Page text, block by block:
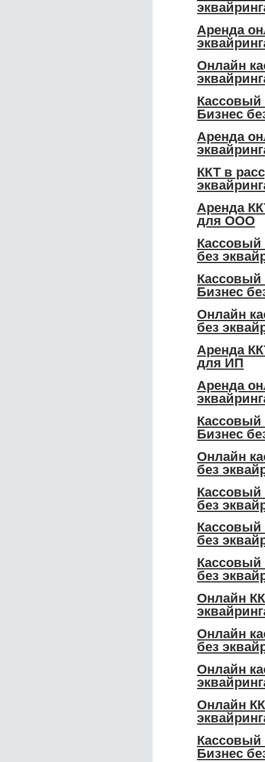
Аренда
Онлайн
Кассовый
Бизнес
Аренда
ККТ в
Аренда
для ООО
Кассовый
без
Кассовый
Бизнес
Онлайн
без
Аренда
для ИП
Аренда
Кассовый
Бизнес
Онлайн
без
Кассовый
без
Кассовый
без
Кассовый
без
Онлайн
Онлайн
без
Онлайн
Онлайн
Кассовый
Бизнес